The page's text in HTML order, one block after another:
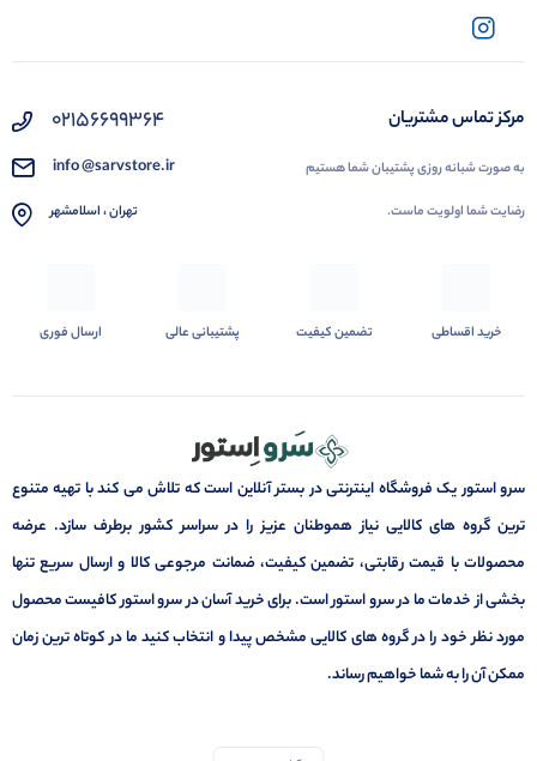
مرکز تماس مشتریان
به صورت شبانه روزی پشتیبان شما هستیم
رضایت شما اولویت ماست.
02156699364
info @sarvstore.ir
تهران ، اسلامشهر
خرید اقساطی تضمین کیفیت پشتیبانی عالی ارسال فوری
سرو استور یک فروشگاه اینترنتی در بستر آنلاین است که تلاش می کند با تهیه متنوع
ترین گروه های کالایی نیاز هموطنان عزیز را در سراسر کشور برطرف سازد. عرضه
محصولات با قیمت رقابتی، تضمین کیفیت، ضمانت مرجوعی کالا و ارسال سریع تنها
بخشی از خدمات ما در سرو استور است. برای خرید آسان در سرو استور کافیست محصول
مورد نظر خود را در گروه های کالایی مشخص پیدا و انتخاب کنید ما در کوتاه ترین زمان
ممکن آن را به شما خواهیم رساند.